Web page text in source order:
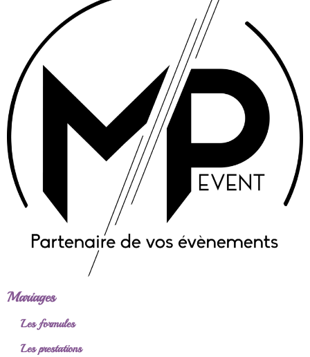
Mariages
Les formules
Les prestations